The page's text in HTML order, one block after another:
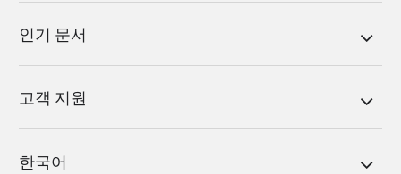
인기 문서
고객 지원
한국어